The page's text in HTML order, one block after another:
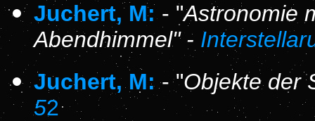
Juchert, M:- "Astronomie
Abendhimmel" -
Juchert, M:- "Objekte der
52